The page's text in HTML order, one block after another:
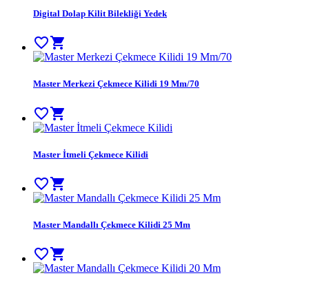
Digital Dolap Kilit Bilekliği Yedek
favorite_bordershopping_cart
Master Merkezi Çekmece Kilidi 19 Mm/70
favorite_bordershopping_cart
Master İtmeli Çekmece Kilidi
favorite_bordershopping_cart
Master Mandallı Çekmece Kilidi 25 Mm
favorite_bordershopping_cart